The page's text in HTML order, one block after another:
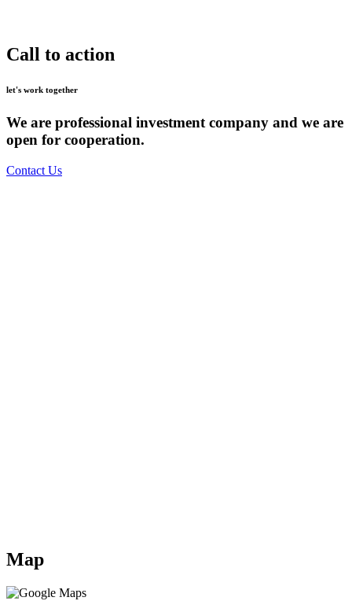
Call to action
let's work together
We are professional investment company and we are
open for cooperation.
Contact Us
Map